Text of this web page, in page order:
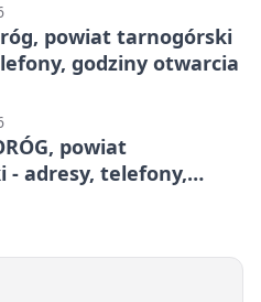
powiat tarnogórski
godziny otwarcia
powiat
- adresy, telefony,